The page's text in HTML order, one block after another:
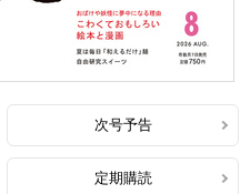
次号予告
定期購読